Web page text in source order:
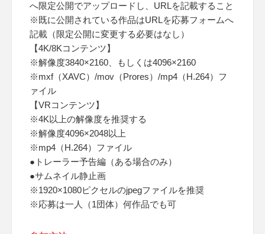
へ限定公開でアップロードし、URLを記載すること
※既に公開されている作品はURLを応募フォームへ
記載（限定公開に変更する必要はなし）
【4K/8Kコンテンツ】
※解像度3840×2160、もしくは4096×2160
※mxf（XAVC）/mov（Prores）/mp4（H.264）フ
ァイル
【VRコンテンツ】
※4K以上の解像度を推奨する
※解像度4096×2048以上
※mp4（H.264）ファイル
●トレーラー予告編（ある場合のみ）
●サムネイル静止画
※1920×1080ピクセルのjpegファイルを推奨
※応募は一人（1団体）何作品でも可